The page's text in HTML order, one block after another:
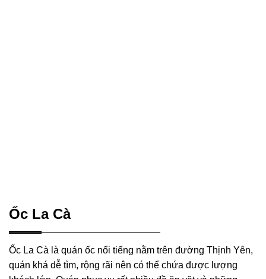
Ốc La Cà
Ốc La Cà là quán ốc nổi tiếng nằm trên đường Thịnh Yên,
quán khá dễ tìm, rộng rãi nên có thể chứa được lượng